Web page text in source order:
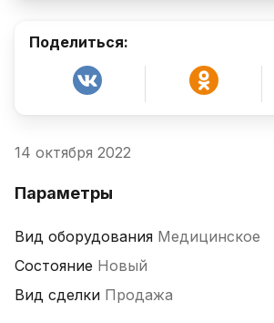
Поделиться:
14 октября 2022
Параметры
Вид оборудования Медицинское
Состояние Новый
Вид сделки Продажа